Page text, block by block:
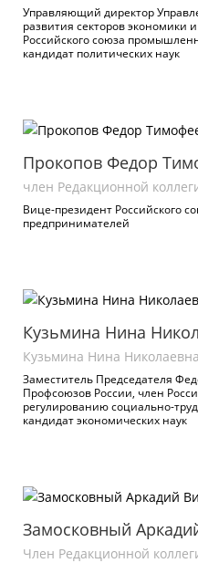
Управляющий директор
развития секторов
Российского союза
кандидат политических наук
Прокопов Федор
член Редакционной
Вице-президент Российского
предпринимателей
Кузьмина Нина
Кузьмина Нина Николаевна
Заместитель Председателя
Профсоюзов России, член
регулированию социально-
кандидат экономических наук
Замосковный
Член Редакционной